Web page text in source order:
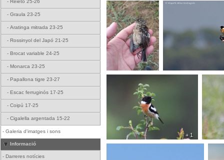
- Reietó 25-26
- Graula 23-25
- Aratinga mitrada 23-25
- Rossinyol del Japó 21-25
- Brocat variable 24-25
- Monarca 23-25
- Papallona tigre 23-27
- Escac ferruginós 17-25
- Coipú 17-25
- Cigalella argentada 15-22
- Galeria d'imatges i sons
Informació
- Darreres notícies
+ 1